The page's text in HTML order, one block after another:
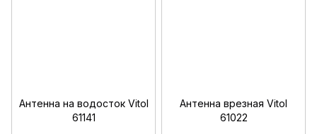
Антенна на водосток Vitol
61141
Антенна врезная Vitol
61022